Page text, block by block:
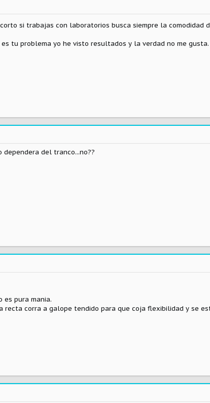
si trabajas con laboratorios busca siempre la comodidad
tu problema yo he visto resultados y la verdad no me gusta.
del tranco...no??
es pura mania.
recta corra a galope tendido para que coja flexibilidad y se